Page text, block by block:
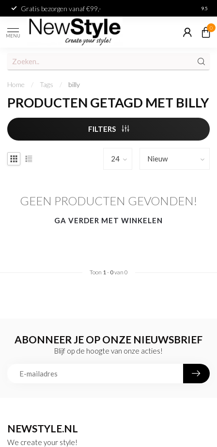
Gratis bezorgen vanaf €99,- 9.5
MENU
0
Home / Tags / billy
PRODUCTEN GETAGD MET BILLY
FILTERS
GEEN PRODUCTEN GEVONDEN!
GA VERDER MET WINKELEN
Toon 1- 0van 0
ABONNEER JE OP ONZE NIEUWSBRIEF
Blijf op de hoogte van onze acties!
NEWSTYLE.NL
We create your style!